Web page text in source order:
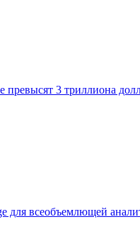
превысят 3 триллиона
для всеобъемлющей